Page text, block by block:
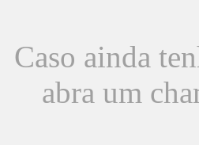
Caso ainda
abra um